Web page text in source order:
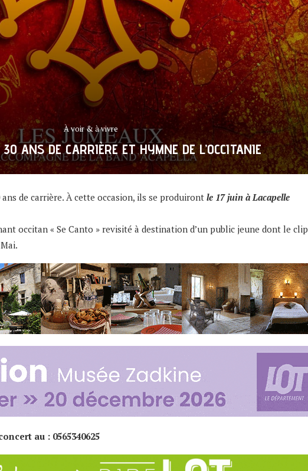
À voir & à vivre
ANS DE CARRIÈRE ET HYMNE DE L’OCCITANIE
de carrière. À cette occasion, ils se produiront le 17 juin à Lacapelle
occitan « Se Canto » revisité à destination d’un public jeune dont le clip
au : 0565340625